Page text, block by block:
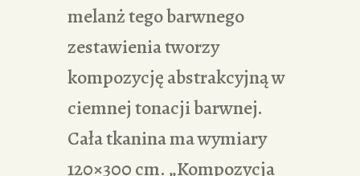
melanż tego barwnego
zestawienia tworzy
kompozycję abstrakcyjną w
ciemnej tonacji barwnej.
Cała tkanina ma wymiary
120×300 cm. „Kompozycja